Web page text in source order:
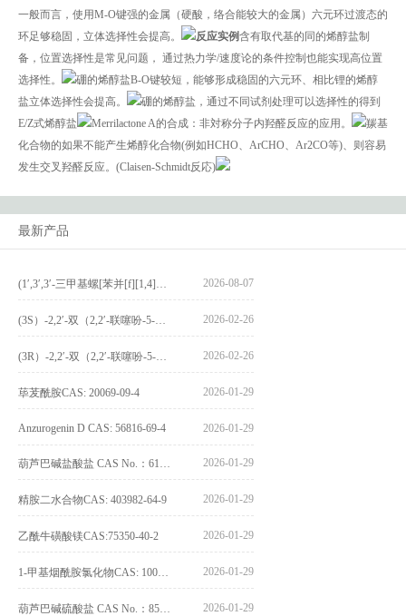
一般而言，使用M-O键强的金属（硬酸，络合能较大的金属）六元环过渡态的
环足够稳固，立体选择性会提高。
反应实例含有取代基的同的烯醇盐制
备，位置选择性是常见问题， 通过热力学/速度论的条件控制也能实现高位置
选择性。
硼的烯醇盐B-O键较短，能够形成稳固的六元环、相比锂的烯醇
盐立体选择性会提高。
硼的烯醇盐，通过不同试剂处理可以选择性的得到
E/Z式烯醇盐
Merrilactone A的合成：非対称分子内羟醛反应的应用。
羰基
化合物的如果不能产生烯醇化合物(例如HCHO、ArCHO、Ar2CO等)、则容易
发生交叉羟醛反应。(Claisen-Schmidt反応)
最新产品
2026-08-07
2026-02-26
2026-02-26
荜茇酰胺CAS: 20069-09-4 2026-01-29
Anzurogenin D CAS: 56816-69-4 2026-01-29
2026-01-29
精胺二水合物CAS: 403982-64-9 2026-01-29
乙酰牛磺酸镁CAS:75350-40-2 2026-01-29
2026-01-29
2026-01-29